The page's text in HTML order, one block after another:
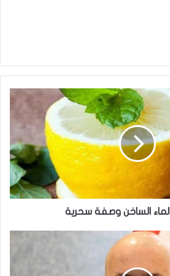
الساخن وصفة سحرية